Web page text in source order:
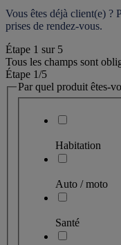
Vous êtes déjà client(e) ?
prises de rendez-vous.
Étape 1 sur 5
Tous les champs sont
Étape 1/5
Par quel produit êtes-
Habitation
Auto / moto
Santé